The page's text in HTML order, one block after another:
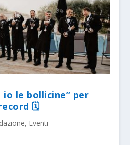
io le bollicine” per
🗓
, Eventi